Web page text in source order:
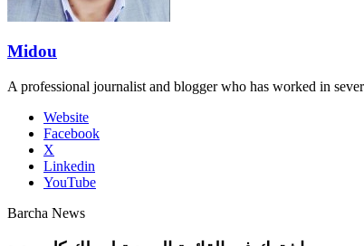
Midou
A professional journalist and blogger who has worked in
Website
Facebook
X
Linkedin
YouTube
Barcha News